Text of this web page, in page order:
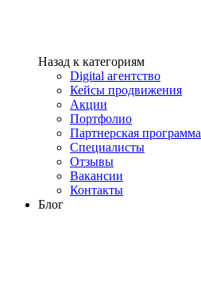
Назад к категориям
Digital агентство
Кейсы продвижения
Акции
Портфолио
Партнерская программа
Специалисты
Отзывы
Вакансии
Контакты
Блог